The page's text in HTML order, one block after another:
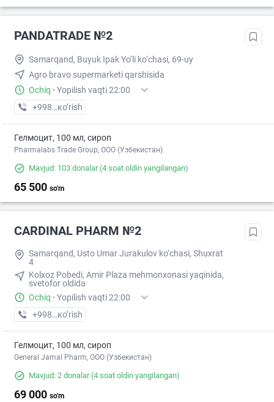
PANDATRADE №2
Samarqand, Buyuk Ipak Yo‘li ko‘chasi, 69-uy
Agro bravo supermarketi qarshisida
Ochiq · Yopilish vaqti 22:00
+998 (66) XXX-XX-XX
кo’rish
Гелмоцит, 100 мл, сироп
Pharmalabs Trade Group, OOO (Узбекистан)
Mavjud: 103 donalar(4 soat oldin yangilangan)
65 500 so'm
CARDINAL PHARM №2
Samarqand, Usto Umar Jurakulov ko‘chasi, Shuxrat
4
Kolxoz Pobedi, Amir Plaza mehmonxonasi yaqinida,
svetofor oldida
Ochiq · Yopilish vaqti 22:00
+998 (99) XXX-XX-XX
кo’rish
Гелмоцит, 100 мл, сироп
General Jamal Pharm, OOO (Узбекистан)
Mavjud: 2 donalar(4 soat oldin yangilangan)
69 000 so'm